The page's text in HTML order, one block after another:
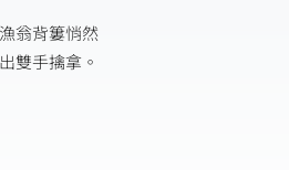
翁背簍悄然
雙手擒拿。